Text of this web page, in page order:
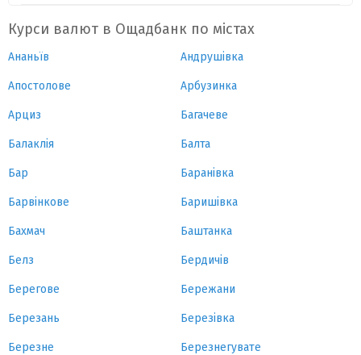
Курси валют в Ощадбанк по містах
Ананьїв Андрушівка
Апостолове Арбузинка
Арциз Багачеве
Балаклія Балта
Бар Баранівка
Барвінкове Баришівка
Бахмач Баштанка
Белз Бердичів
Берегове Бережани
Березань Березівка
Березне Березнегувате